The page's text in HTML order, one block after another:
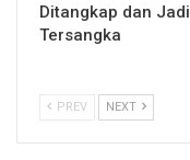
Ditangkap dan Jadi
Tersangka
PREV NEXT